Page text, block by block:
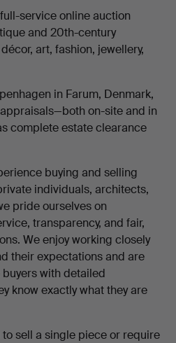
service online auction
and 20th-century
art, fashion, jewellery,
in Farum, Denmark,
on-site and in
complete estate clearance
buying and selling
individuals, architects,
pride ourselves on
transparency, and fair,
We enjoy working closely
their expectations and are
with detailed
know exactly what they are
sell a single piece or require